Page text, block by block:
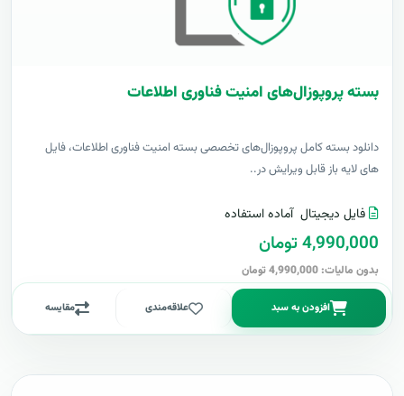
بسته پروپوزال‌های امنیت فناوری اطلاعات
دانلود بسته کامل پروپوزال‌های تخصصی بسته امنیت فناوری اطلاعات، فایل
های لایه باز قابل ویرایش در..
فایل دیجیتال آماده استفاده
4,990,000 تومان
بدون مالیات: 4,990,000 تومان
افزودن به سبد علاقه‌مندی مقایسه